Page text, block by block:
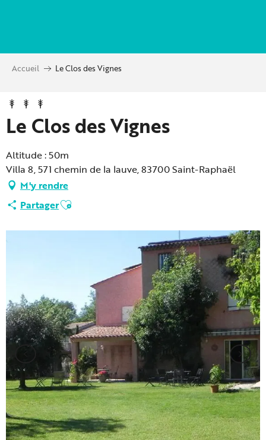
principal
Accueil Le Clos des Vignes
Le Clos des Vignes
Altitude : 50m
Villa 8, 571 chemin de la lauve, 83700 Saint-Raphaël
M'y rendre
PartagerAjouter aux favoris